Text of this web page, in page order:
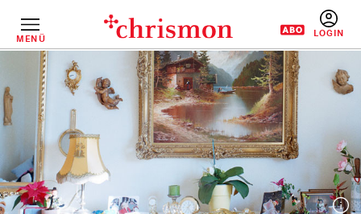
InhaltMENÜ